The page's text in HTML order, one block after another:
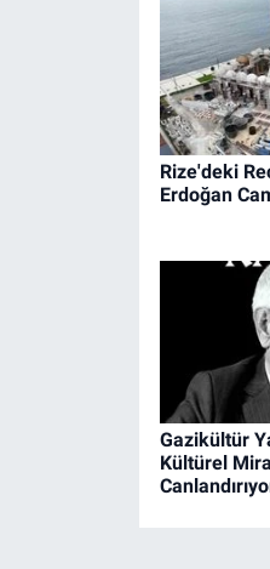
Rize'deki
Erdoğan
Gazikültür
Kültürel